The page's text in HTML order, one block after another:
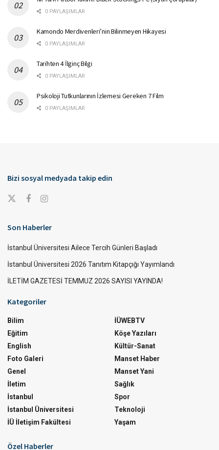
0 PAYLAŞIMLAR
Kamondo Merdivenleri’nin Bilinmeyen Hikayesi
0 PAYLAŞIMLAR
Tarihten 4 İlginç Bilgi
0 PAYLAŞIMLAR
Psikoloji Tutkunlarının İzlemesi Gereken 7 Film
0 PAYLAŞIMLAR
Bizi sosyal medyada takip edin
Son Haberler
İstanbul Üniversitesi Ailece Tercih Günleri Başladı
İstanbul Üniversitesi 2026 Tanıtım Kitapçığı Yayımlandı
İLETİM GAZETESİ TEMMUZ 2026 SAYISI YAYINDA!
Kategoriler
Bilim
Eğitim
English
Foto Galeri
Genel
İletim
İstanbul
İstanbul Üniversitesi
İÜ İletişim Fakültesi
İÜWEBTV
Köşe Yazıları
Kültür-Sanat
Manset Haber
Manset Yani
Sağlık
Spor
Teknoloji
Yaşam
Özel Haberler